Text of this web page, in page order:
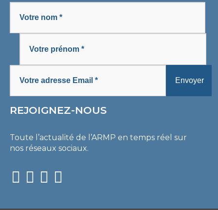
REJOIGNEZ-NOUS
Toute l’actualité de l’ARMP en temps réel sur
nos réseaux sociaux.